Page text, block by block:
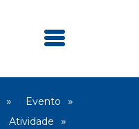
Evento
Atividade